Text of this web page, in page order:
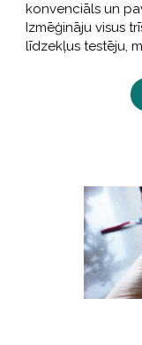
konvenciāls un
Izmēģināju visus
līdzekļus testēju,